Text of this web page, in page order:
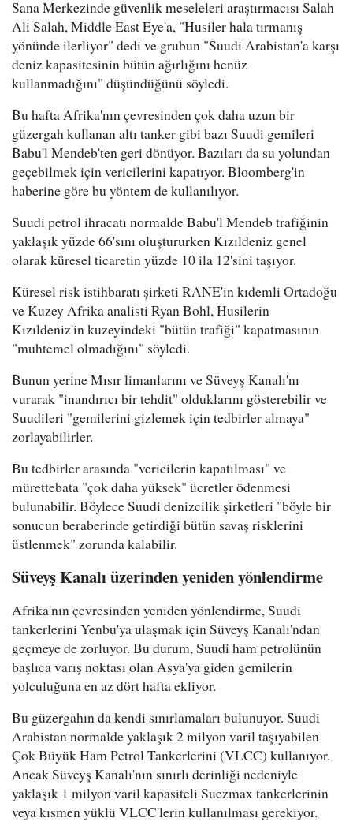
Sana Merkezinde güvenlik meseleleri araştırmacısı Salah
Ali Salah, Middle East Eye'a, "Husiler hala tırmanış
yönünde ilerliyor" dedi ve grubun "Suudi Arabistan'a karşı
deniz kapasitesinin bütün ağırlığını henüz
kullanmadığını" düşündüğünü söyledi.
Bu hafta Afrika'nın çevresinden çok daha uzun bir
güzergah kullanan altı tanker gibi bazı Suudi gemileri
Babu'l Mendeb'ten geri dönüyor. Bazıları da su yolundan
geçebilmek için vericilerini kapatıyor. Bloomberg'in
haberine göre bu yöntem de kullanılıyor.
Suudi petrol ihracatı normalde Babu'l Mendeb trafiğinin
yaklaşık yüzde 66'sını oluştururken Kızıldeniz genel
olarak küresel ticaretin yüzde 10 ila 12'sini taşıyor.
Küresel risk istihbaratı şirketi RANE'in kıdemli Ortadoğu
ve Kuzey Afrika analisti Ryan Bohl, Husilerin
Kızıldeniz'in kuzeyindeki "bütün trafiği" kapatmasının
"muhtemel olmadığını" söyledi.
Bunun yerine Mısır limanlarını ve Süveyş Kanalı'nı
vurarak "inandırıcı bir tehdit" olduklarını gösterebilir ve
Suudileri "gemilerini gizlemek için tedbirler almaya"
zorlayabilirler.
Bu tedbirler arasında "vericilerin kapatılması" ve
mürettebata "çok daha yüksek" ücretler ödenmesi
bulunabilir. Böylece Suudi denizcilik şirketleri "böyle bir
sonucun beraberinde getirdiği bütün savaş risklerini
üstlenmek" zorunda kalabilir.
Süveyş Kanalı üzerinden yeniden yönlendirme
Afrika'nın çevresinden yeniden yönlendirme, Suudi
tankerlerini Yenbu'ya ulaşmak için Süveyş Kanalı'ndan
geçmeye de zorluyor. Bu durum, Suudi ham petrolünün
başlıca varış noktası olan Asya'ya giden gemilerin
yolculuğuna en az dört hafta ekliyor.
Bu güzergahın da kendi sınırlamaları bulunuyor. Suudi
Arabistan normalde yaklaşık 2 milyon varil taşıyabilen
Çok Büyük Ham Petrol Tankerlerini (VLCC) kullanıyor.
Ancak Süveyş Kanalı'nın sınırlı derinliği nedeniyle
yaklaşık 1 milyon varil kapasiteli Suezmax tankerlerinin
veya kısmen yüklü VLCC'lerin kullanılması gerekiyor.